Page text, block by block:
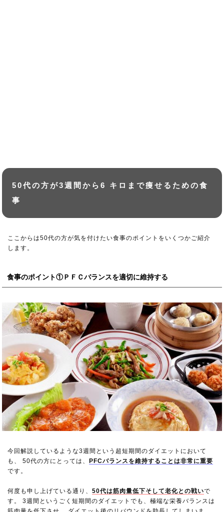
50代の方が3週間から6 キロまで痩せるための食
事
ここからは50代の方が気を付けたい食事のポイントをいくつかご紹介
します。
食事のポイント①ＰＦＣバランスを適切に維持する
今回解説しているような3週間という超短期間のダイエットにおいて
も、 50代の方にとっては、PFCバランスを維持することは非常に重要
です。
何度も申し上げている通り、50代は筋肉量低下そして老化との戦いで
す。 3週間というごく短期間のダイエットでも、極端な栄養バランスは